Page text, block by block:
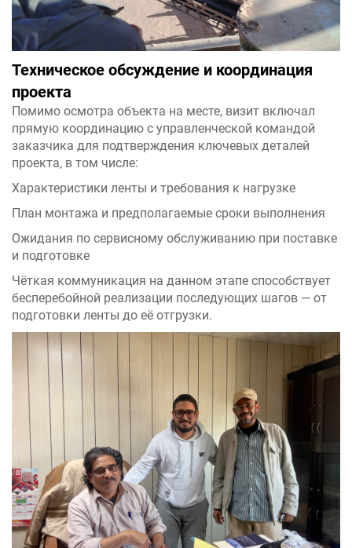
Техническое обсуждение и координация
проекта
Помимо осмотра объекта на месте, визит включал
прямую координацию с управленческой командой
заказчика для подтверждения ключевых деталей
проекта, в том числе:
Характеристики ленты и требования к нагрузке
План монтажа и предполагаемые сроки выполнения
Ожидания по сервисному обслуживанию при поставке
и подготовке
Чёткая коммуникация на данном этапе способствует
бесперебойной реализации последующих шагов — от
подготовки ленты до её отгрузки.